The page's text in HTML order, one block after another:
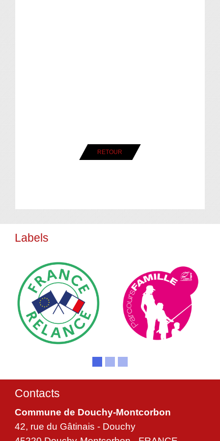
RETOUR
Labels
Contacts
Commune de Douchy-Montcorbon
42, rue du Gâtinais - Douchy